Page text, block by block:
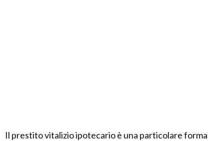
Il prestito vitalizio ipotecario è una particolare forma